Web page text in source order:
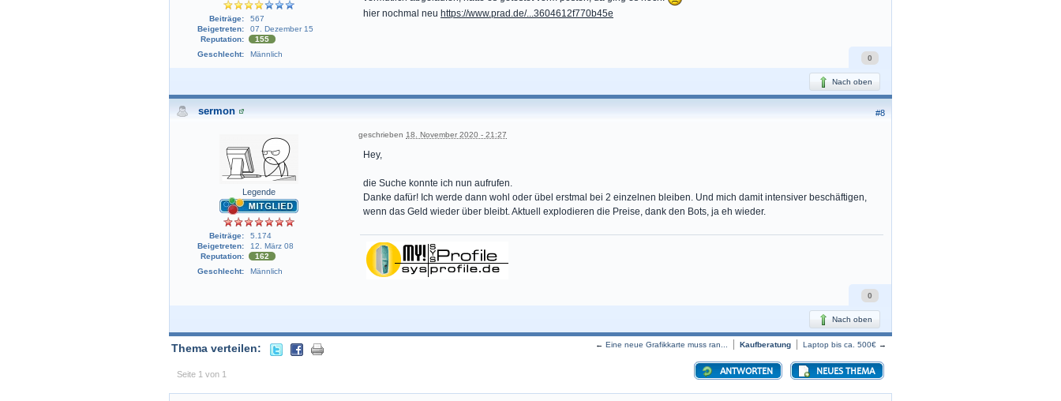
Beiträge:
567
Beigetreten:
07. Dezember 15
Reputation:
155
Geschlecht:
Männlich
hier nochmal neu https://www.prad.de/...3604612f770b45e
0
Nach oben
#8
sermon
Legende
Beiträge:
5.174
Beigetreten:
12. März 08
Reputation:
162
Geschlecht:
Männlich
geschrieben 18. November 2020 - 21:27
Hey,
die Suche konnte ich nun aufrufen.
Danke dafür! Ich werde dann wohl oder übel erstmal bei 2 einzelnen bleiben. Und mich damit intensiver beschäftigen,
wenn das Geld wieder über bleibt. Aktuell explodieren die Preise, dank den Bots, ja eh wieder.
0
Nach oben
← Eine neue Grafikkarte muss ran... Kaufberatung Laptop bis ca. 500€ →
Thema verteilen:
Seite 1 von 1 NEUES THEMA
ANTWORTEN